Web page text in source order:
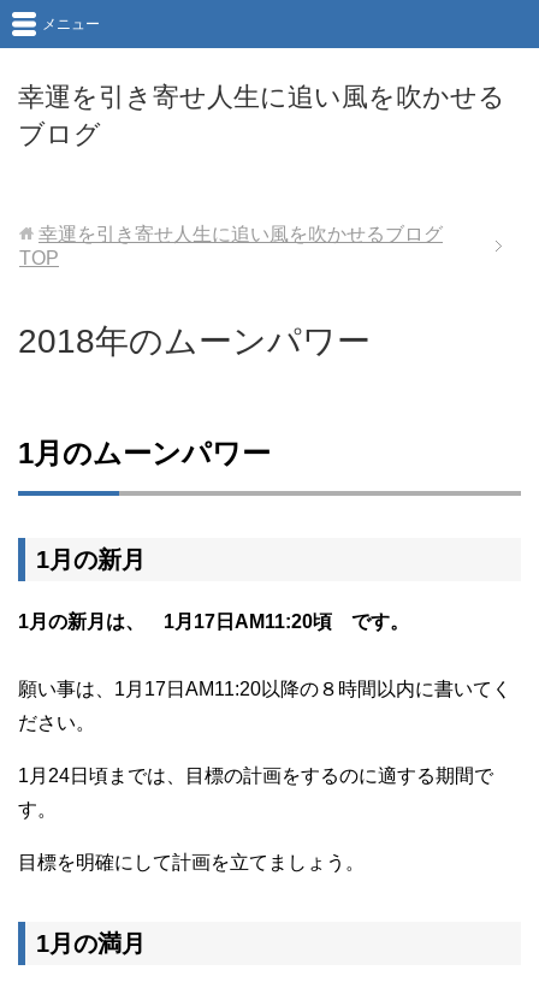
幸運を引き寄せ人生に追い風を吹かせる
ブログ
メニュー
幸運を引き寄せ人生に追い風を吹かせるブログ
TOP
2018年のムーンパワー
1月のムーンパワー
1月の新月
1月の新月は、 1月17日AM11:20頃 です。
願い事は、1月17日AM11:20以降の８時間以内に書いてく
ださい。
1月24日頃までは、目標の計画をするのに適する期間で
す。
目標を明確にして計画を立てましょう。
1月の満月